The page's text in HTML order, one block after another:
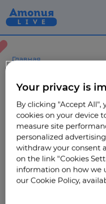
Главная
Лечение
Правила пользования
и распространенные
Правила
ингалятором
и
ошибки —
Your privacy is
By clicking "Accept All",
cookies on your device
measure site
personalized
withdraw your consent
on the link "Cookies
information on how we
our Cookie Policy,